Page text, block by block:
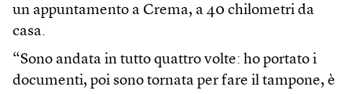
un appuntamento a Crema, a 40 chilometri da
casa.
“Sono andata in tutto quattro volte: ho portato i
documenti, poi sono tornata per fare il tampone, è